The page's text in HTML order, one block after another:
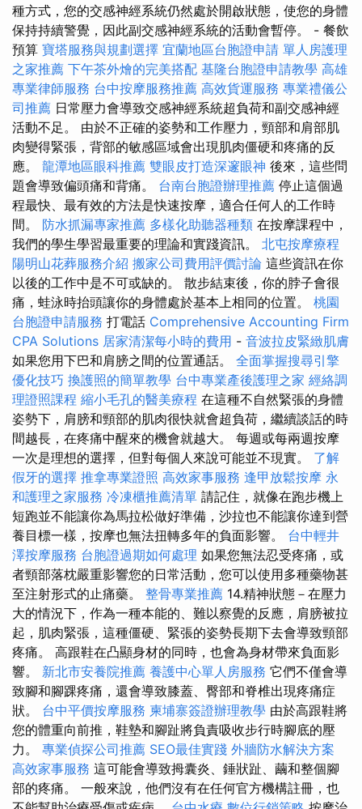
種方式，您的交感神經系統仍然處於開啟狀態，使您的身體
保持持續警覺，因此副交感神經系統的活動會暫停。 - 餐飲
預算 寶塔服務與規劃選擇 宜蘭地區台胞證申請 單人房護理
之家推薦 下午茶外燴的完美搭配 基隆台胞證申請教學 高雄
專業律師服務 台中按摩服務推薦 高效貨運服務 專業禮儀公
司推薦 日常壓力會導致交感神經系統超負荷和副交感神經
活動不足。 由於不正確的姿勢和工作壓力，頸部和肩部肌
肉變得緊張，背部的敏感區域會出現肌肉僵硬和疼痛的反
應。 龍潭地區眼科推薦 雙眼皮打造深邃眼神 後來，這些問
題會導致偏頭痛和背痛。 台南台胞證辦理推薦 停止這個過
程最快、最有效的方法是快速按摩，適合任何人的工作時
間。 防水抓漏專家推薦 多樣化助聽器種類 在按摩課程中，
我們的學生學習最重要的理論和實踐資訊。 北屯按摩療程
陽明山花葬服務介紹 搬家公司費用評價討論 這些資訊在你
以後的工作中是不可或缺的。 散步結束後，你的脖子會很
痛，蛙泳時抬頭讓你的身體處於基本上相同的位置。 桃園
台胞證申請服務 打電話 Comprehensive Accounting Firm
CPA Solutions 居家清潔每小時的費用 - 音波拉皮緊緻肌膚
如果您用下巴和肩膀之間的位置通話。 全面掌握搜尋引擎
優化技巧 換護照的簡單教學 台中專業產後護理之家 經絡調
理證照課程 縮小毛孔的醫美療程 在這種不自然緊張的身體
姿勢下，肩膀和頸部的肌肉很快就會超負荷，繼續談話的時
間越長，在疼痛中醒來的機會就越大。 每週或每兩週按摩
一次是理想的選擇，但對每個人來說可能並不現實。 了解
假牙的選擇 推拿專業證照 高效家事服務 逢甲放鬆按摩 永
和護理之家服務 冷凍櫃推薦清單 請記住，就像在跑步機上
短跑並不能讓你為馬拉松做好準備，沙拉也不能讓你達到營
養目標一樣，按摩也無法扭轉多年的負面影響。 台中輕井
澤按摩服務 台胞證過期如何處理 如果您無法忍受疼痛，或
者頸部落枕嚴重影響您的日常活動，您可以使用多種藥物甚
至注射形式的止痛藥。 整骨專業推薦 14.精神狀態－在壓力
大的情況下，作為一種本能的、難以察覺的反應，肩膀被拉
起，肌肉緊張，這種僵硬、緊張的姿勢長期下去會導致頸部
疼痛。 高跟鞋在凸顯身材的同時，也會為身材帶來負面影
響。 新北市安養院推薦 養護中心單人房服務 它們不僅會導
致腳和腳踝疼痛，還會導致膝蓋、臀部和脊椎出現疼痛症
狀。 台中平價按摩服務 柬埔寨簽證辦理教學 由於高跟鞋將
您的體重向前推，鞋墊和腳趾將負責吸收步行時腳底的壓
力。 專業偵探公司推薦 SEO最佳實踐 外牆防水解決方案
高效家事服務 這可能會導致拇囊炎、錘狀趾、繭和整個腳
部的疼痛。 一般來說，他們沒有在任何官方機構註冊，也